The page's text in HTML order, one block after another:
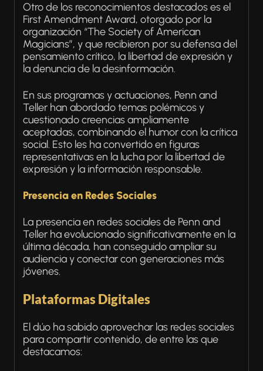
Otro de los reconocimientos destacados es el
First Amendment Award, otorgado por la
organización “The Society of American
Magicians”, y que recibieron por su defensa del
pensamiento crítico, la libertad de expresión y
la denuncia de la desinformación.
En sus programas y actuaciones, Penn and
Teller han abordado temas polémicos y
cuestionado creencias ampliamente
aceptadas, combinando el humor con la crítica
social. Esto les ha convertido en figuras
representativas en la lucha por la libertad de
expresión y la información responsable.
Presencia en Redes Sociales
La presencia en redes sociales de Penn and
Teller ha evolucionado significativamente en la
última década, han conseguido ampliar su
audiencia y conectar con generaciones más
jóvenes.
Plataformas Digitales
El dúo ha sabido aprovechar las redes sociales
para compartir contenido, de entre las que
destacamos: